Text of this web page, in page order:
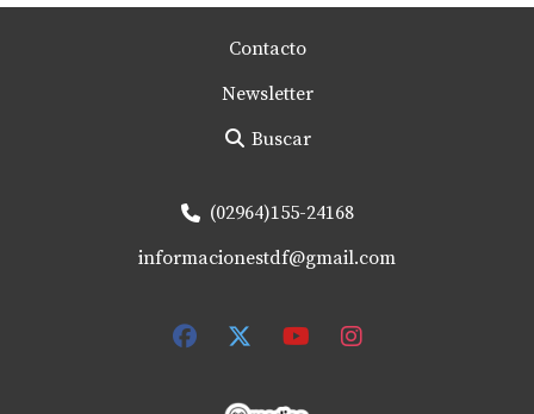
Contacto
Newsletter
Buscar
(02964)155-24168
informacionestdf@gmail.com